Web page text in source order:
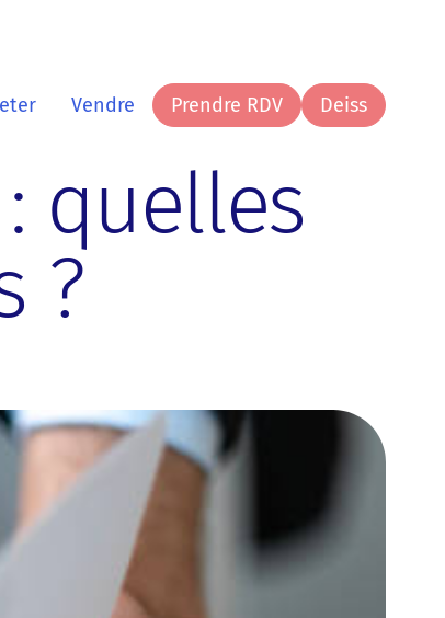
Vendre Prendre RDV
Prendre RDV Deiss
Deiss
quelles
?